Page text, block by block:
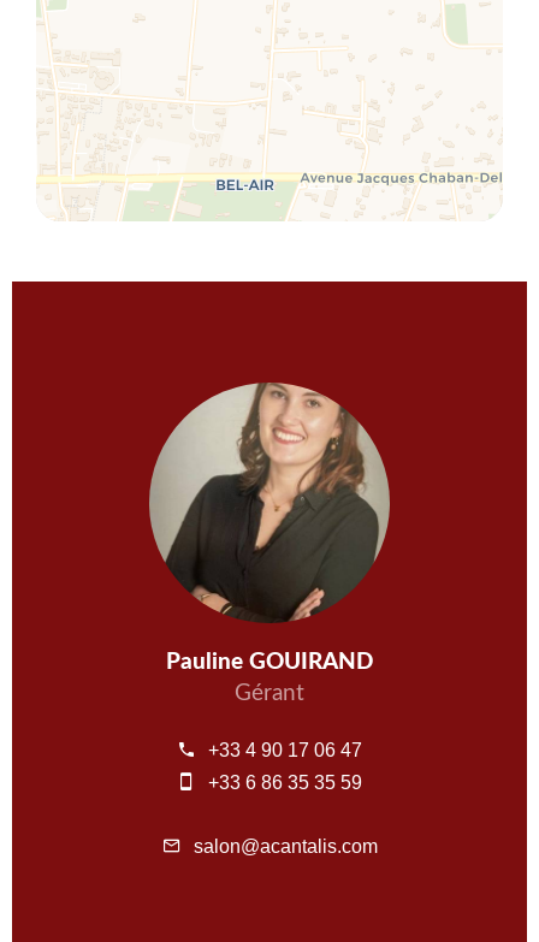
Pauline GOUIRAND
Gérant
+33 4 90 17 06 47
+33 6 86 35 35 59
salon@acantalis.com